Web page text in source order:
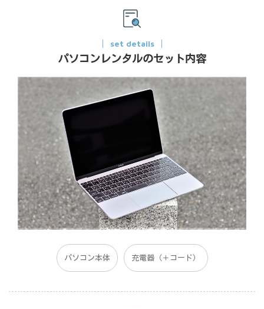
set details
パソコンレンタルのセット内容
パソコン本体 充電器（＋コード）